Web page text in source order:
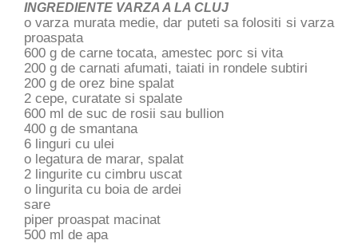
INGREDIENTE VARZA A LA CLUJ
o varza murata medie, dar puteti sa folositi si varza
proaspata
600 g de carne tocata, amestec porc si vita
200 g de carnati afumati, taiati in rondele subtiri
200 g de orez bine spalat
2 cepe, curatate si spalate
600 ml de suc de rosii sau bullion
400 g de smantana
6 linguri cu ulei
o legatura de marar, spalat
2 lingurite cu cimbru uscat
o lingurita cu boia de ardei
sare
piper proaspat macinat
500 ml de apa